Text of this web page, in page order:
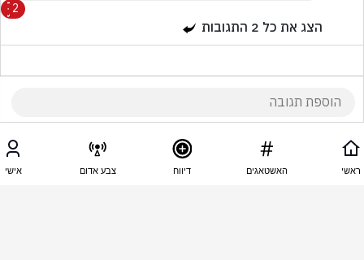
2
הצג את כל 2 התגובות
שמעון אדרי
טוב שלא קברתם אותו בעוד 10 שנים יחלאות
ראשי האשטאגים דיווח צבע אדום אישי